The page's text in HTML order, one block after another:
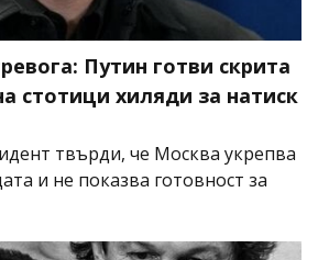
Путин готви скрита
стотици хиляди за натиск
твърди, че Москва укрепва
и не показва готовност за